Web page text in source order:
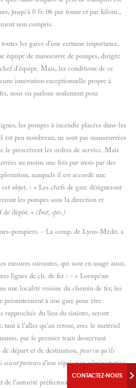
jusqu'à 0 fr. 06 par tonne et par kilom.,
non compris.
les gares d'une certaine importance,
équipe de manoeuvre de pompes, dirigée
d'équipe. Mais, les conditions de ce
innovation exceptionnelle propre à
nous en parlons seulement pour
les pompes à incendie placées dans-les
est peu nombreux, ne sont pas manoeuvrées
le prescrivent les ordres de service. Mais
au moins une fois par mois par des
auxquels il est accordé une
objet. - « Les chefs de gare désigneront
les pompes sous la direction et
de dépôt. » (Inst, spéc.)
pompiers. - La comp. de Lyon-Médit. a
mesures suivantes, qui sont en usage aussi,
lignes de ch. de fer : - « Lorsqu'un
une localité voisine du chemin de fer, les
présenteraient à une gare pour être
rapprochée du lieu du sinistre, seront
tant à l'aller qu'au retour, avec le matériel
par le premier train desservant
départ et de destination, pourvu qu'ils
soient porteurs d'une réquisition administrative
de l'autorité préfectorale ou
CONTACTEZ-NOUS